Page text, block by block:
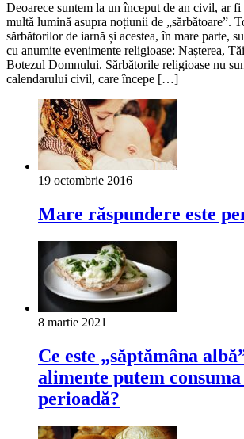
Deoarece suntem la un început de an civil, ar fi
multă lumină asupra noțiunii de „sărbătoare”.
sărbătorilor de iarnă și acestea, în mare parte,
cu anumite evenimente religioase: Nașterea,
Botezul Domnului. Sărbătorile religioase nu
calendarului civil, care începe […]
19 octombrie 2016
Mare răspundere este
8 martie 2021
Ce este „săptămâna
alimente putem consuma
perioadă?